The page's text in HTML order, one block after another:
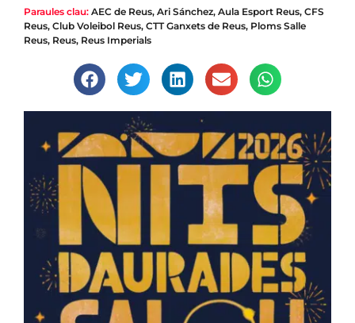
Paraules clau: AEC de Reus, Ari Sánchez, Aula Esport Reus, CFS
Reus, Club Voleibol Reus, CTT Ganxets de Reus, Ploms Salle
Reus, Reus, Reus Imperials